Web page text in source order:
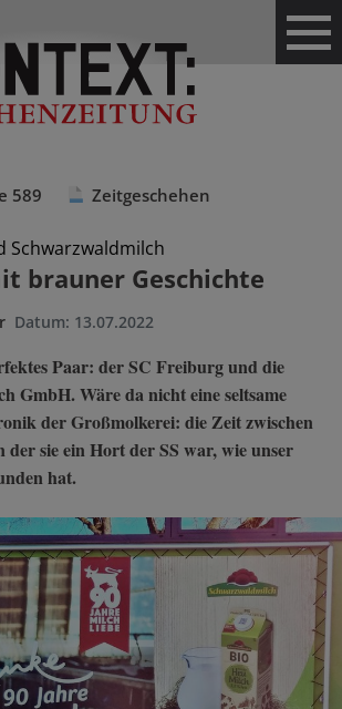
589 Zeitgeschehen
Schwarzwaldmilch
brauner Geschichte
Datum: 13.07.2022
Paar: der SC Freiburg und die
GmbH. Wäre da nicht eine seltsame
der Großmolkerei: die Zeit zwischen
der sie ein Hort der SS war, wie unser
hat.